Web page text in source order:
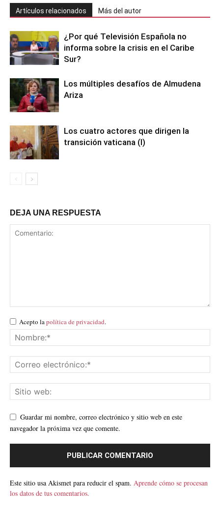
Artículos relacionados Más del autor
¿Por qué Televisión Española no
informa sobre la crisis en el Caribe
Sur?
Los múltiples desafíos de Almudena
Ariza
Los cuatro actores que dirigen la
transición vaticana (I)
DEJA UNA RESPUESTA
Acepto lapolítica de privacidad.
Guardar mi nombre, correo electrónico y sitio web en este
navegador la próxima vez que comente.
Este sitio usa Akismet para reducir el spam. Aprende cómo se procesan
los datos de tus comentarios.